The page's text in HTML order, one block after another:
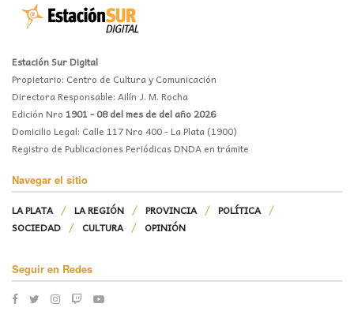
Estación Sur Digital
Propietario: Centro de Cultura y Comunicación
Directora Responsable: Ailín J. M. Rocha
Edición Nro 1901 - 08 del mes de del año 2026
Domicilio Legal: Calle 117 Nro 400 - La Plata (1900)
Registro de Publicaciones Periódicas DNDA en trámite
Navegar el sitio
LA PLATA LA REGIÓN PROVINCIA
POLÍTICA
SOCIEDAD
CULTURA OPINIÓN
Seguir en Redes